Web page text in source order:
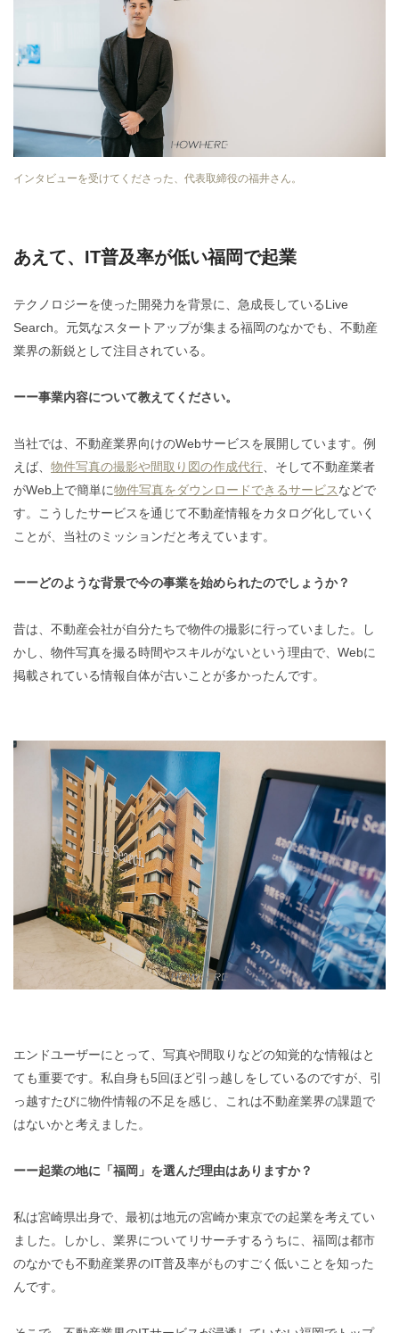
インタビューを受けてくださった、代表取締役の福井さん。
あえて、IT普及率が低い福岡で起業
テクノロジーを使った開発力を背景に、急成長しているLive
Search。元気なスタートアップが集まる福岡のなかでも、不動産
業界の新鋭として注目されている。
ーー事業内容について教えてください。
当社では、不動産業界向けのWebサービスを展開しています。例
えば、 物件写真の撮影や間取り図の作成代行 、そして不動産業者
がWeb上で簡単に物件写真をダウンロードできるサービスなどで
す。こうしたサービスを通じて不動産情報をカタログ化していく
ことが、当社のミッションだと考えています。
ーーどのような背景で今の事業を始められたのでしょうか？
昔は、不動産会社が自分たちで物件の撮影に行っていました。し
かし、物件写真を撮る時間やスキルがないという理由で、Webに
掲載されている情報自体が古いことが多かったんです。
エンドユーザーにとって、写真や間取りなどの知覚的な情報はと
ても重要です。私自身も5回ほど引っ越しをしているのですが、引
っ越すたびに物件情報の不足を感じ、これは不動産業界の課題で
はないかと考えました。
ーー起業の地に「福岡」を選んだ理由はありますか？
私は宮崎県出身で、最初は地元の宮崎か東京での起業を考えてい
ました。しかし、業界についてリサーチするうちに、福岡は都市
のなかでも不動産業界のIT普及率がものすごく低いことを知った
んです。